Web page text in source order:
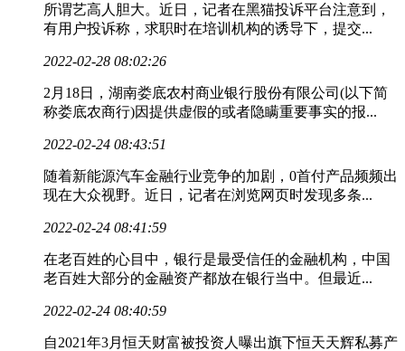
所谓艺高人胆大。近日，记者在黑猫投诉平台注意到，
有用户投诉称，求职时在培训机构的诱导下，提交...
2022-02-28 08:02:26
2月18日，湖南娄底农村商业银行股份有限公司(以下简
称娄底农商行)因提供虚假的或者隐瞒重要事实的报...
2022-02-24 08:43:51
随着新能源汽车金融行业竞争的加剧，0首付产品频频出
现在大众视野。近日，记者在浏览网页时发现多条...
2022-02-24 08:41:59
在老百姓的心目中，银行是最受信任的金融机构，中国
老百姓大部分的金融资产都放在银行当中。但最近...
2022-02-24 08:40:59
自2021年3月恒天财富被投资人曝出旗下恒天天辉私募产